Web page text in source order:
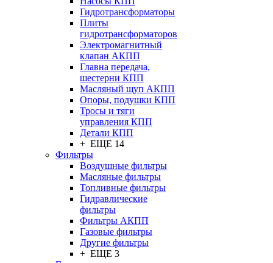
Гидротрансформаторы
Плиты
гидротрансформаторов
Электромагнитный
клапан АКПП
Главна передача,
шестерни КПП
Масляный щуп АКПП
Опоры, подушки КПП
Тросы и тяги
управления КПП
Детали КПП
+ ЕЩЕ 14
Фильтры
Воздушные фильтры
Масляные фильтры
Топливные фильтры
Гидравлические
фильтры
Фильтры АКПП
Газовые фильтры
Другие фильтры
+ ЕЩЕ 3